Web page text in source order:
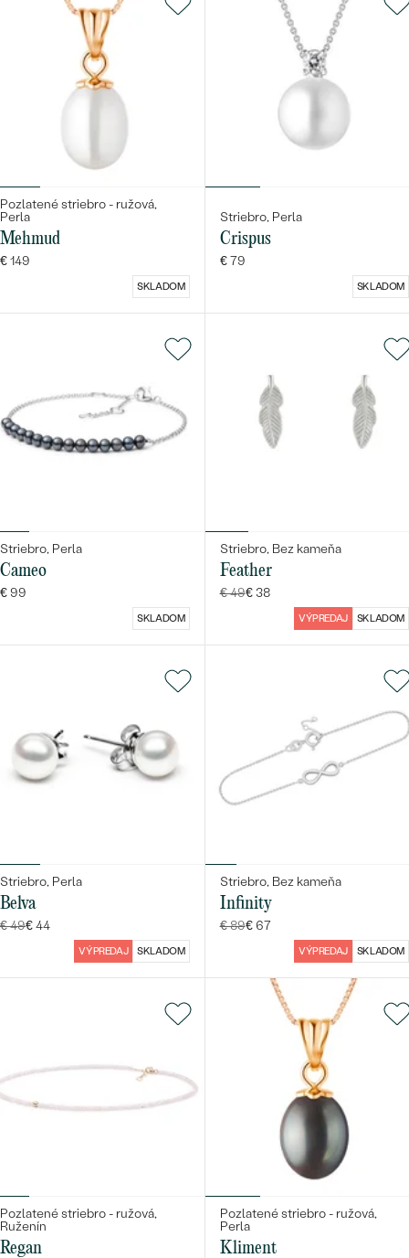
Pozlatené striebro - ružová,
Perla
Mehmud
€ 149
SKLADOM
Striebro, Perla
Crispus
€ 79
SKLADOM
Striebro, Perla
Cameo
€ 99
SKLADOM
Striebro, Bez kameňa
Feather
€ 49€ 38
VÝPREDAJ SKLADOM
Striebro, Perla
Belva
€ 49€ 44
VÝPREDAJ SKLADOM
Striebro, Bez kameňa
Infinity
€ 89€ 67
VÝPREDAJ SKLADOM
Pozlatené striebro - ružová,
Ruženín
Regan
Pozlatené striebro - ružová,
Perla
Kliment